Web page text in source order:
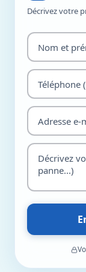
Décrivez votre